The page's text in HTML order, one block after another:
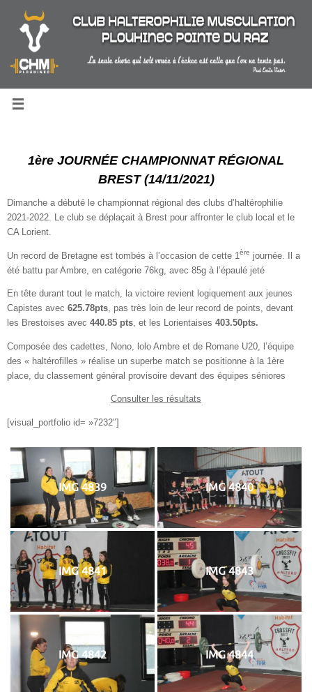
contenu
1ère JOURNÉE CHAMPIONNAT RÉGIONAL
BREST (14/11/2021)
Dimanche a débuté le championnat régional des clubs d’haltérophilie
2021-2022. Le club se déplaçait à Brest pour affronter le club local et le
CA Lorient.
Un record de Bretagne est tombés à l’occasion de cette 1 ère journée. Il a
été battu par Ambre, en catégorie 76kg, avec 85g à l’épaulé jeté
En tête durant tout le match, la victoire revient logiquement aux jeunes
Capistes avec 625.78pts, pas très loin de leur record de points, devant
les Brestoises avec 440.85 pts, et les Lorientaises 403.50pts.
Composée des cadettes, Nono, lolo Ambre et de Romane U20, l’équipe
des « haltérofilles » réalise un superbe match se positionne à la 1ère
place, du classement général provisoire devant des équipes séniores
Consulter les résultats
[visual_portfolio id= »7232″]
IMG 4839 IMG 4840
IMG 4841 IMG 4843
IMG 4842 IMG 4844